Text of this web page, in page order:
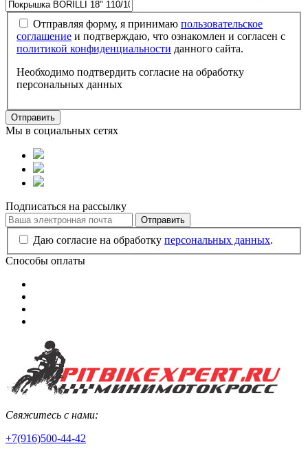
Отправляя форму, я принимаю пользовательское
соглашение и подтверждаю, что ознакомлен и согласен с
политикой конфиденциальности данного сайта.
Необходимо подтвердить согласие на обработку
персональных данных
Отправить
Мы в социальных сетях
Подписаться на рассылку
Отправить
Даю согласие на обработку персональных данных.
Способы оплаты
Свяжитесь с нами:
+7(916)500-44-42